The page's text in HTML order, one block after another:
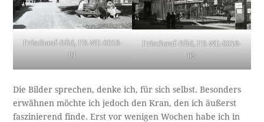
Frischauf-Bild, FR-NE-0018-
01
Frischauf-Bild, FR-NE-0018-
03
Die Bilder sprechen, denke ich, für sich selbst. Besonders
erwähnen möchte ich jedoch den Kran, den ich äußerst
faszinierend finde. Erst vor wenigen Wochen habe ich in